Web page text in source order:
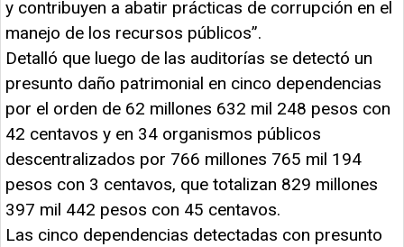
y contribuyen a abatir prácticas de corrupción en el
manejo de los recursos públicos”.
Detalló que luego de las auditorías se detectó un
presunto daño patrimonial en cinco dependencias
por el orden de 62 millones 632 mil 248 pesos con
42 centavos y en 34 organismos públicos
descentralizados por 766 millones 765 mil 194
pesos con 3 centavos, que totalizan 829 millones
397 mil 442 pesos con 45 centavos.
Las cinco dependencias detectadas con presunto